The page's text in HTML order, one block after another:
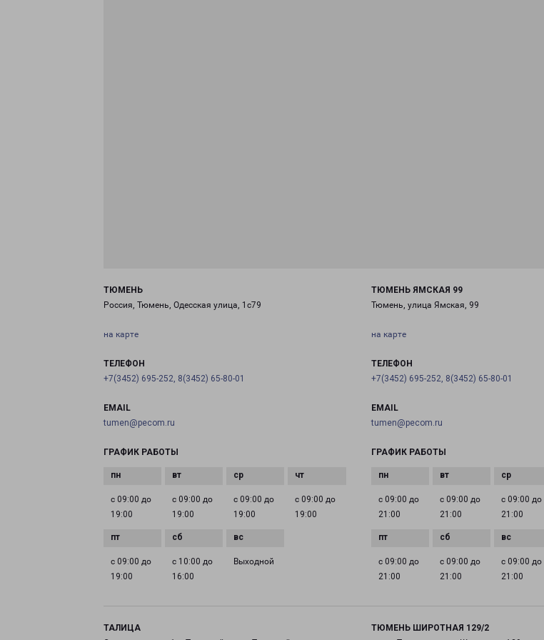
ТЮМЕНЬ
Россия, Тюмень, Одесская улица, 1с79
на карте
ТЕЛЕФОН
+7(3452) 695-252, 8(3452) 65-80-01
EMAIL
tumen@pecom.ru
ГРАФИК РАБОТЫ
с 09:00 до
19:00
с 09:00 до
19:00
с 09:00 до
19:00
с 09:00 до
19:00
с 09:00 до
19:00
с 10:00 до
16:00
Выходной
ТЮМЕНЬ ЯМСКАЯ 99
Тюмень, улица Ямская, 99
на карте
ТЕЛЕФОН
+7(3452) 695-252, 8(3452) 65-80-01
EMAIL
tumen@pecom.ru
ГРАФИК РАБОТЫ
с 09:00 до
21:00
с 09:00 до
21:00
с 09:00 до
21:00
с 09:00 до
21:00
с 09:00 до
21:00
с 09:00 до
21:00
ТАЛИЦА
ТЮМЕНЬ ШИРОТНАЯ 129/2